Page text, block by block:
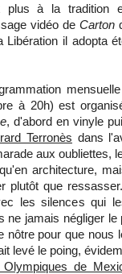
plus à la tradition
vidéo deCarton
Libération il adopta
à 20h) est
, d'abord en vinyle
Terronès dans
aux oubliettes,
architecture,
plutôt que
les silences qui
ne jamais négliger le
nôtre pour que nous
levé le poing,
de